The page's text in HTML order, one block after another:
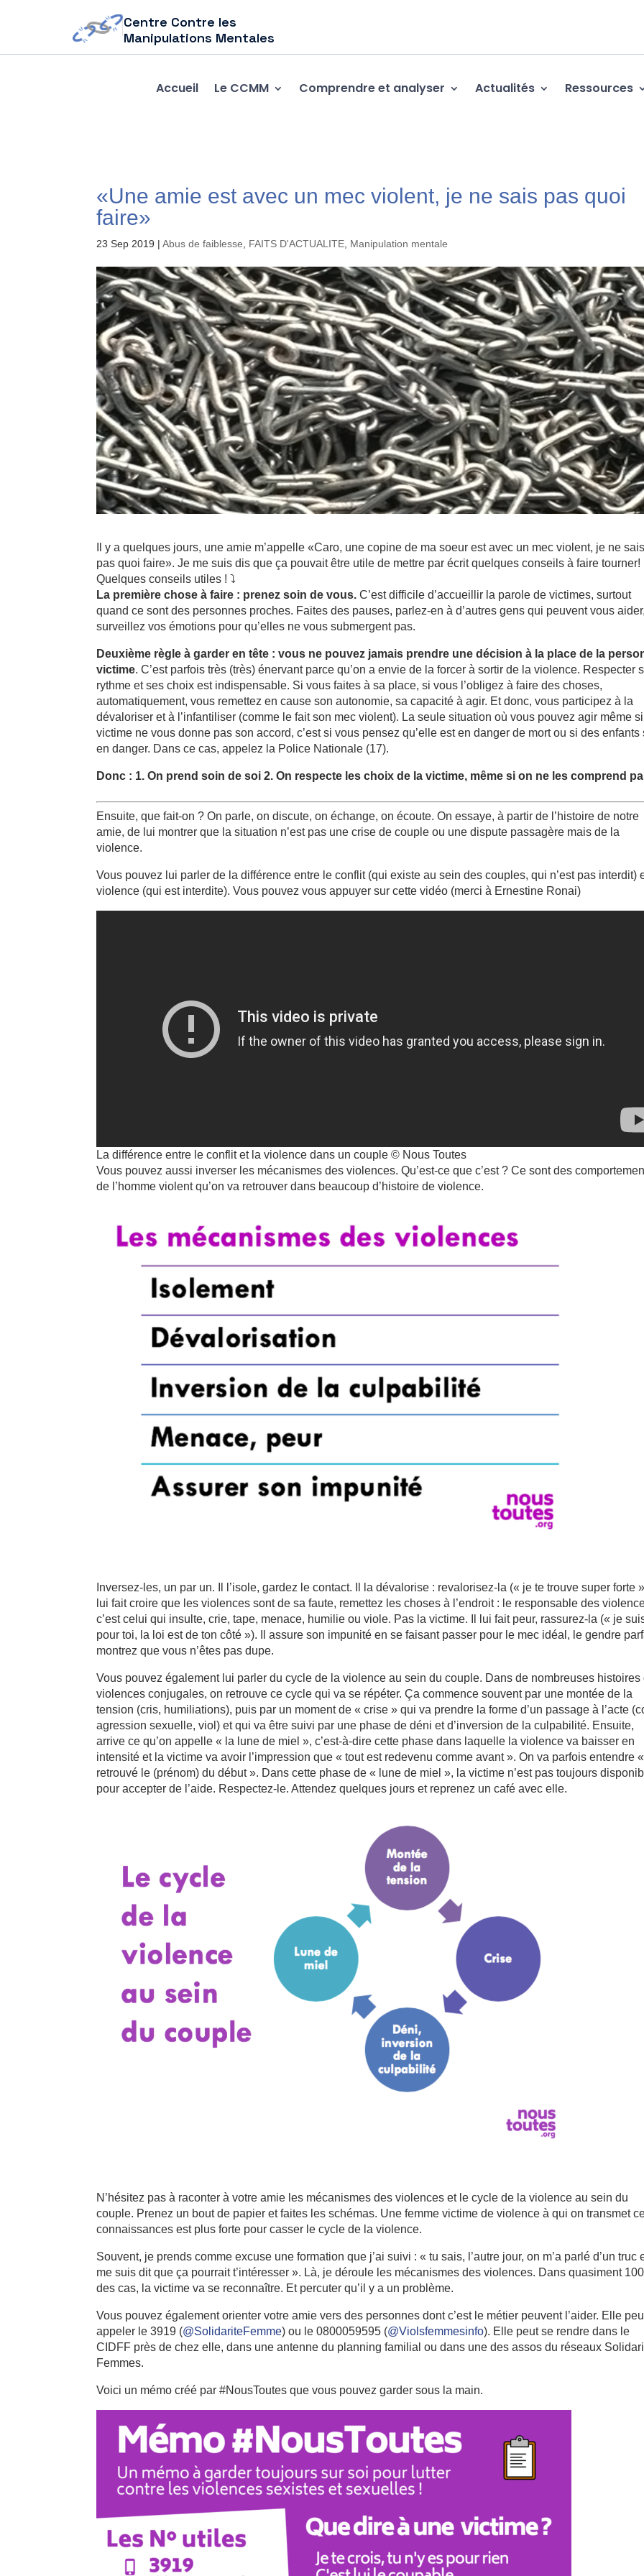
Centre Contre les
Manipulations Mentales
Accueil Le CCMM Comprendre et analyser Actualités Ressources
«Une amie est avec un mec violent, je ne sais pas quoi
faire»
23 Sep 2019 |Abus de faiblesse FAITS D'ACTUALITE Manipulation mentale
Il y a quelques jours, une amie m’appelle «Caro, une copine de ma soeur est avec un mec violent, je ne
pas quoi faire». Je me suis dis que ça pouvait être utile de mettre par écrit quelques conseils à faire tourner!
Quelques conseils utiles ! ⤵️
La première chose à faire : prenez soin de vous. C’est difficile d’accueillir la parole de victimes, surtout
quand ce sont des personnes proches. Faites des pauses, parlez-en à d’autres gens qui peuvent vous
surveillez vos émotions pour qu’elles ne vous submergent pas.
Deuxième règle à garder en tête : vous ne pouvez jamais prendre une décision à la place de la
victime. C’est parfois très (très) énervant parce qu’on a envie de la forcer à sortir de la violence. Respecter
rythme et ses choix est indispensable. Si vous faites à sa place, si vous l’obligez à faire des choses,
automatiquement, vous remettez en cause son autonomie, sa capacité à agir. Et donc, vous participez à la
dévaloriser et à l’infantiliser (comme le fait son mec violent). La seule situation où vous pouvez agir même
victime ne vous donne pas son accord, c’est si vous pensez qu’elle est en danger de mort ou si des enfants
en danger. Dans ce cas, appelez la Police Nationale (17).
Donc : 1. On prend soin de soi 2. On respecte les choix de la victime, même si on ne les comprend
Ensuite, que fait-on ? On parle, on discute, on échange, on écoute. On essaye, à partir de l’histoire de notre
amie, de lui montrer que la situation n’est pas une crise de couple ou une dispute passagère mais de la
violence.
Vous pouvez lui parler de la différence entre le conflit (qui existe au sein des couples, qui n’est pas interdit)
violence (qui est interdite). Vous pouvez vous appuyer sur cette vidéo (merci à Ernestine Ronai)
La différence entre le conflit et la violence dans un couple © Nous Toutes
Vous pouvez aussi inverser les mécanismes des violences. Qu’est-ce que c’est ? Ce sont des
de l’homme violent qu’on va retrouver dans beaucoup d’histoire de violence.
Inversez-les, un par un. Il l’isole, gardez le contact. Il la dévalorise : revalorisez-la (« je te trouve super forte
lui fait croire que les violences sont de sa faute, remettez les choses à l’endroit : le responsable des
c’est celui qui insulte, crie, tape, menace, humilie ou viole. Pas la victime. Il lui fait peur, rassurez-la (« je
pour toi, la loi est de ton côté »). Il assure son impunité en se faisant passer pour le mec idéal, le gendre
montrez que vous n’êtes pas dupe.
Vous pouvez également lui parler du cycle de la violence au sein du couple. Dans de nombreuses histoires
violences conjugales, on retrouve ce cycle qui va se répéter. Ça commence souvent par une montée de la
tension (cris, humiliations), puis par un moment de « crise » qui va prendre la forme d’un passage à l’acte
agression sexuelle, viol) et qui va être suivi par une phase de déni et d’inversion de la culpabilité. Ensuite,
arrive ce qu’on appelle « la lune de miel », c’est-à-dire cette phase dans laquelle la violence va baisser en
intensité et la victime va avoir l’impression que « tout est redevenu comme avant ». On va parfois entendre «
retrouvé le (prénom) du début ». Dans cette phase de « lune de miel », la victime n’est pas toujours
pour accepter de l’aide. Respectez-le. Attendez quelques jours et reprenez un café avec elle.
N’hésitez pas à raconter à votre amie les mécanismes des violences et le cycle de la violence au sein du
couple. Prenez un bout de papier et faites les schémas. Une femme victime de violence à qui on transmet
connaissances est plus forte pour casser le cycle de la violence.
Souvent, je prends comme excuse une formation que j’ai suivi : « tu sais, l’autre jour, on m’a parlé d’un truc
me suis dit que ça pourrait t’intéresser ». Là, je déroule les mécanismes des violences. Dans quasiment
des cas, la victime va se reconnaître. Et percuter qu’il y a un problème.
Vous pouvez également orienter votre amie vers des personnes dont c’est le métier peuvent l’aider. Elle
appeler le 3919 (@SolidariteFemme) ou le 0800059595 (@Violsfemmesinfo). Elle peut se rendre dans le
CIDFF près de chez elle, dans une antenne du planning familial ou dans une des assos du réseaux
Femmes.
Voici un mémo créé par #NousToutes que vous pouvez garder sous la main.